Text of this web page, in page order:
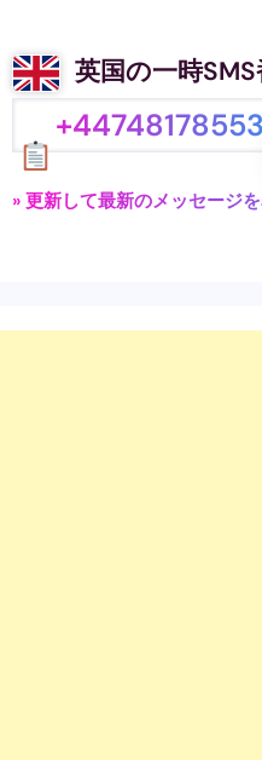
英国の一時
» 更新して最新のメッセージを